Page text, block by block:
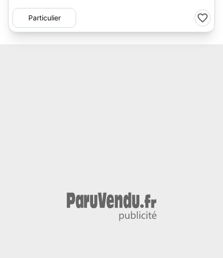
Particulier